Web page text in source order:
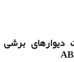
دیوارهای برشی